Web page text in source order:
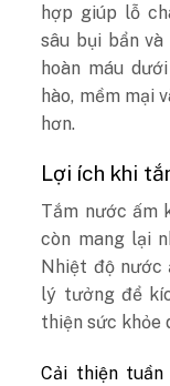
hợp giúp lỗ
sâu bụi bẩn
hoàn máu
hào, mềm mại
hơn.
Lợi ích khi
Tắm nước ấm
còn mang lại
Nhiệt độ nước
lý tưởng để
thiện sức khỏe
Cải thiện tuần